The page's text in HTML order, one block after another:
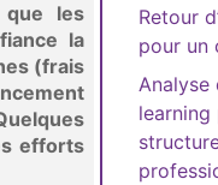
que les
la
(frais
efforts
Retour
pour un
Analyse
learning